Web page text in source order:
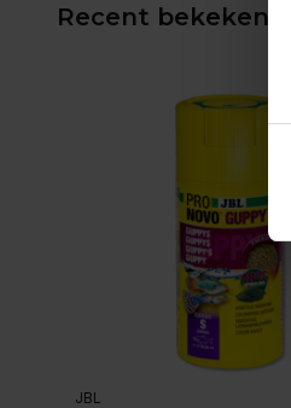
Recent bekeken
JBL